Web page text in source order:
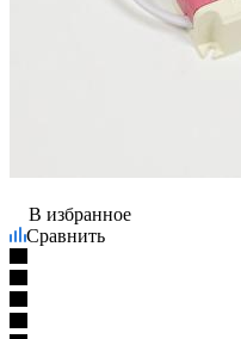
В избранное
Сравнить